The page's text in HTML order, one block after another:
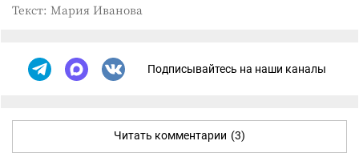
Текст: Мария Иванова
Подписывайтесь на наши каналы
Читать комментарии (3)